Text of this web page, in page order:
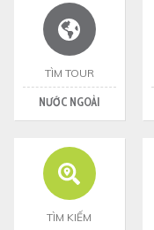
TÌM TOUR
NƯỚC NGOÀI
TÌM KIẾM